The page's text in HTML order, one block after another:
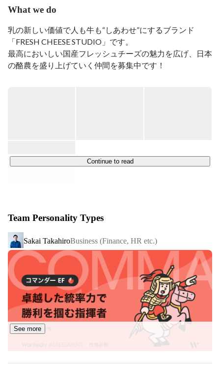
2022年より01Boosterにて経営企画、営業戦略、アクセ
レーター運営などに従事。
What we do
乳の新しい価値で人も牛も“しあわせ”にするブランド
「FRESH CHEESE STUDIO」です。
最高においしい国産フレッシュチーズの魅力を広げ、日本
の酪農を盛り上げていく仲間を募集中です！
験による感動を伝えていくことで、
・独自開発〈フレッシュチル製法〉により乳本来の豊かな
風味を保ったチーズの素（カード）を使い、
簡単にできたてのフレッシュチーズをつくったり、全く新
しいチーズを生み出したりすることができます。
・自らチーズ工房や直営カフェを設け、できたての魅力を
直接お客さまにお届けする事業を行っています。
・飲食店やホテルなどにカードやオリジナルのフレッシュ
チーズを販売し、飲食のプロとの共創により、
自分たちだけではできない新しい乳の価値を広げる事業を
行っています。
・このほか、人の集まる場所への催事出店やキッチンカー
での出店、チーズづくり体験イベントなども行っていま
Continue to read
Team Personality Types
Sakai TakahiroBusiness (Finance, HR etc.)
See more